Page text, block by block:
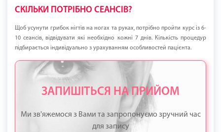
СКІЛЬКИ ПОТРІБНО СЕАНСІВ?
Щоб усунути грибок нігтів на ногах та руках, потрібно пройти курс із 6-
10 сеансів, відвідувати які необхідно кожні 7 днів. Кількість процедур
підбирається індивідуально з урахуванням особливостей пацієнта.
ЗАПИШІТЬСЯ НА ПРИЙОМ
Ми зв'яжемося з Вами та запропонуємо зручний час
для запису